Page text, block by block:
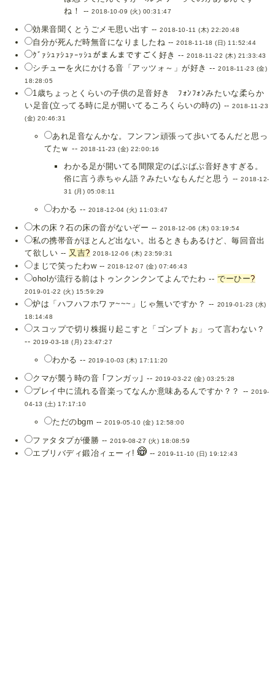
ね！ --2018-10-09 (火) 00:31:47
効果音聞くとうごメモ思い出す --2018-10-11 (木) 22:20:48
自分が死んだ時無音になりましたね --2018-11-18 (日) 11:52:44
ｸﾞｧｼｭｧｼｭｧｰｯｼｭがまんまですごく好き --2018-11-22 (木) 21:33:43
シチューを火にかける音「アッツォ～」が好き -- 2018-11-23 (金)
18:28:05
1歳ちょっとくらいの子供の足音好き ﾌｫﾝﾌｫﾝみたいな柔らか
い足音(立ってる時に足が開いてるころくらいの時の) --2018-11-23
(金) 20:46:31
あれ足音なんかな。フンフン頑張って歩いてるんだと思っ
てたｗ -- 2018-11-23 (金) 22:00:16
わかる足が開いてる間限定のばぶばぶ音好きすぎる。
俗に言う赤ちゃん語？みたいなもんだと思う --2018-12-
31 (月) 05:08:11
わかる -- 2018-12-04 (火) 11:03:47
木の床？石の床の音がないぞー --2018-12-06 (木) 03:19:54
私の携帯音がほとんど出ない。出るときもあるけど、毎回音出
て欲しい -- 又吉? 2018-12-06 (木) 23:59:31
まじで笑ったわw --2018-12-07 (金) 07:46:43
oholが流行る前はトゥンクンクンてよんでたわ --でーひー?
2019-01-22 (火) 15:59:29
炉は「ハフハフホワァ~~~」じゃ無いですか？ -- 2019-01-23 (水)
18:14:48
スコップで切り株掘り起こすと「ゴンブトぉ」って言わない？
-- 2019-03-18 (月) 23:47:27
わかる -- 2019-10-03 (木) 17:11:20
クマが襲う時の音 ｢フンガッ｣ -- 2019-03-22 (金) 03:25:28
プレイ中に流れる音楽ってなんか意味あるんですか？？ --2019-
04-13 (土) 17:17:10
ただのbgm --2019-05-10 (金) 12:58:00
ファタタプが優勝 --2019-08-27 (火) 18:08:59
エブリバディ鍛冶ィェーィ! --2019-11-10 (日) 19:12:43